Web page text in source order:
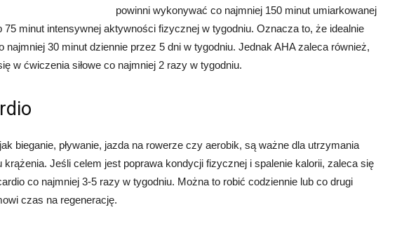
powinni wykonywać co najmniej 150 minut umiarkowanej
minut intensywnej aktywności fizycznej w tygodniu. Oznacza to, że idealnie
najmniej 30 minut dziennie przez 5 dni w tygodniu. Jednak AHA zaleca również,
w ćwiczenia siłowe co najmniej 2 razy w tygodniu.
bieganie, pływanie, jazda na rowerze czy aerobik, są ważne dla utrzymania
krążenia. Jeśli celem jest poprawa kondycji fizycznej i spalenie kalorii, zaleca się
co najmniej 3-5 razy w tygodniu. Można to robić codziennie lub co drugi
czas na regenerację.